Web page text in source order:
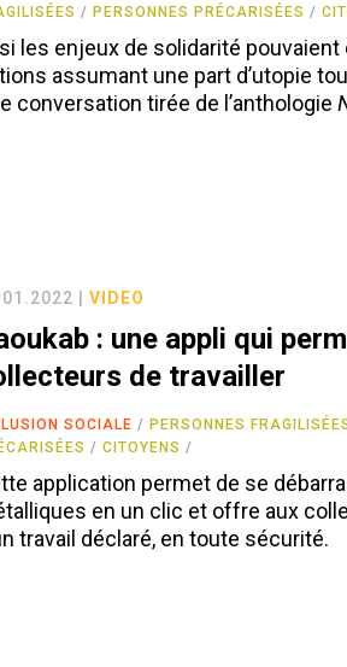
PERSONNES PRÉCARISÉES
les enjeux de solidarité
assumant une part d’utopie
conversation tirée de l’anthologie
|VIDEO
: une appli qui
de travailler
SOCIALE PERSONNES
CITOYENS
application permet de se
en un clic et offre aux
travail déclaré, en toute sécurité.